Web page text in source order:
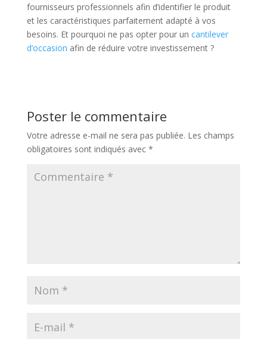
fournisseurs professionnels afin d’identifier le produit
et les caractéristiques parfaitement adapté à vos
besoins. Et pourquoi ne pas opter pour un cantilever
d’occasion afin de réduire votre investissement ?
Poster le commentaire
Votre adresse e-mail ne sera pas publiée. Les champs
obligatoires sont indiqués avec *